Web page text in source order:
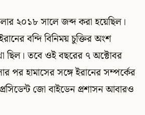
২০১৮ সালে জব্দ করা হয়েছিল।
বন্দি বিনিময় চুক্তির অংশ
ছিল। তবে ওই বছরের ৭ অক্টোবর
পর হামাসের সঙ্গে ইরানের সম্পর্কের
জো বাইডেন প্রশাসন আবারও